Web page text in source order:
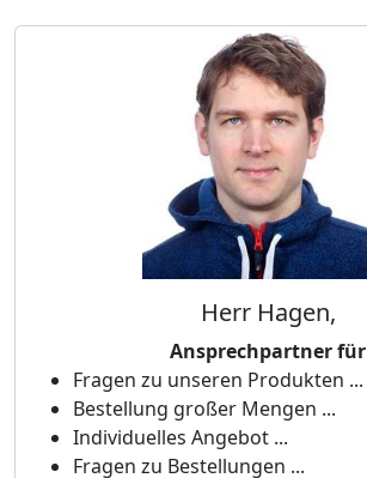
Herr Hagen,
Ansprechpartner für
Fragen zu unseren Produkten ...
Bestellung großer Mengen ...
Individuelles Angebot ...
Fragen zu Bestellungen ...